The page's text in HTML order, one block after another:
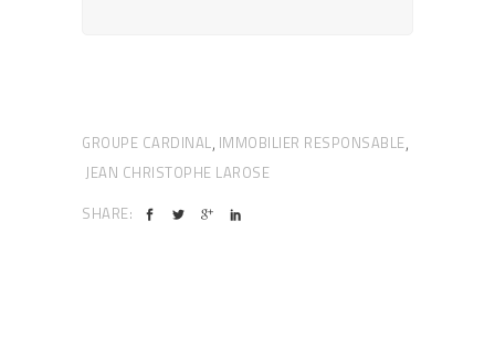
GROUPE CARDINAL, IMMOBILIER RESPONSABLE,
JEAN CHRISTOPHE LAROSE
SHARE: